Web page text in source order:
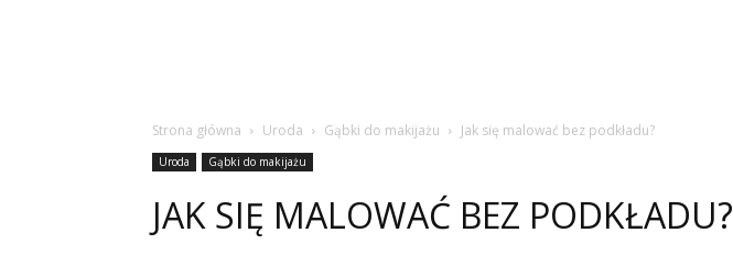
Strona główna Uroda Gąbki do makijażu Jak się malować bez podkładu?
Uroda Gąbki do makijażu
JAK SIĘ MALOWAĆ BEZ PODKŁADU?